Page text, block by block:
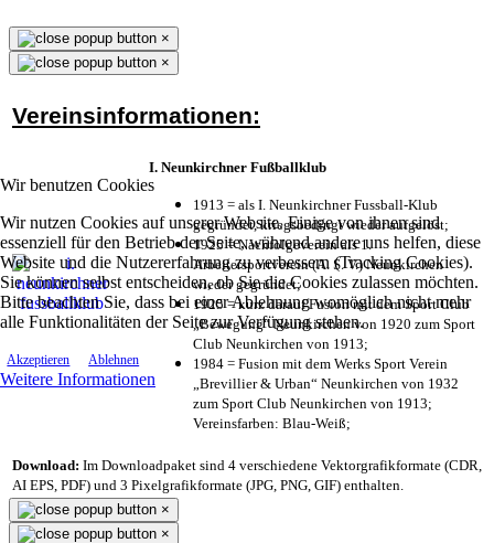
Wir benutzen Cookies
Wir nutzen Cookies auf unserer Website. Einige von ihnen sind
essenziell für den Betrieb der Seite, während andere uns helfen, diese
Website und die Nutzererfahrung zu verbessern (Tracking Cookies).
Sie können selbst entscheiden, ob Sie die Cookies zulassen möchten.
Bitte beachten Sie, dass bei einer Ablehnung womöglich nicht mehr
alle Funktionalitäten der Seite zur Verfügung stehen.
Akzeptieren Ablehnen
Weitere Informationen
×
×
Vereinsinformationen:
I. Neunkirchner Fußballklub
1913 = als I. Neunkirchner Fussball-Klub
gegründet, kriegsbedingt wieder aufgelöst;
1925 = Nachfolgeverein als 1.
Arbeitersportverein (A. S. V.) Neunkirchen
wieder gegründet;
1925 = kurz darauf Fusion mit dem Sport Club
„Bewegung“ Neunkirchen von 1920 zum Sport
Club Neunkirchen von 1913;
1984 = Fusion mit dem Werks Sport Verein
„Brevillier & Urban“ Neunkirchen von 1932
zum Sport Club Neunkirchen von 1913;
Vereinsfarben: Blau-Weiß;
Download: Im Downloadpaket sind 4 verschiedene Vektorgrafikformate (CDR,
AI EPS, PDF) und 3 Pixelgrafikformate (JPG, PNG, GIF) enthalten.
×
×